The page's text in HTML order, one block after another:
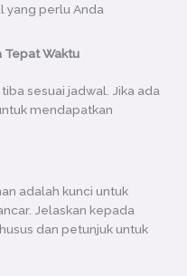
yang perlu Anda
Tepat Waktu
sesuai jadwal. Jika ada
mendapatkan
adalah kunci untuk
Jelaskan kepada
dan petunjuk untuk